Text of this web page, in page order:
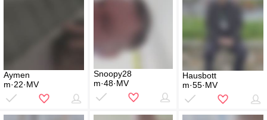
Aymen
m·22·MV
Snoopy28
m·48·MV
Hausbott
m·55·MV